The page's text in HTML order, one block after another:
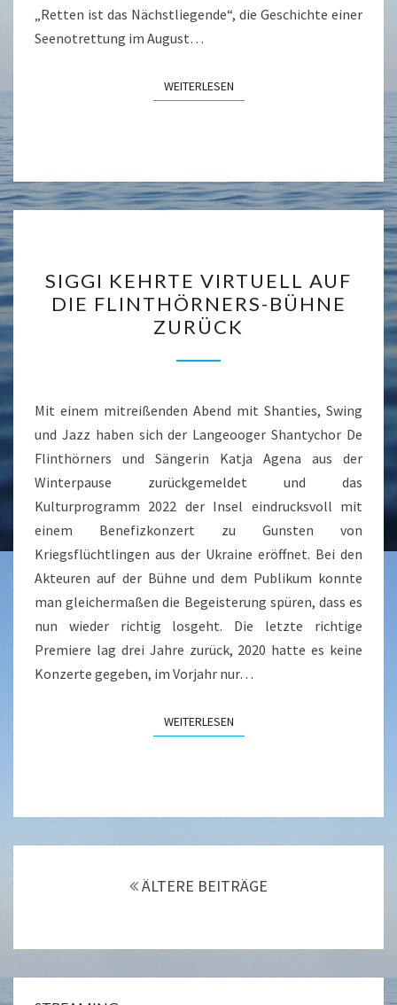
„Retten ist das Nächstliegende“, die Geschichte einer
Seenotrettung im August…
WEITERLESENWEITERLESEN
KEHRTE
VIRTUELL
AUF
DIE
BÜHNE
ZURÜCK
SIGGI KEHRTE VIRTUELL AUF
DIE FLINTHÖRNERS-BÜHNE
ZURÜCK
Mit einem mitreißenden Abend mit Shanties, Swing
und Jazz haben sich der Langeooger Shantychor De
Flinthörners und Sängerin Katja Agena aus der
Winterpause zurückgemeldet und das
Kulturprogramm 2022 der Insel eindrucksvoll mit
einem Benefizkonzert zu Gunsten von
Kriegsflüchtlingen aus der Ukraine eröffnet. Bei den
Akteuren auf der Bühne und dem Publikum konnte
man gleichermaßen die Begeisterung spüren, dass es
nun wieder richtig losgeht. Die letzte richtige
Premiere lag drei Jahre zurück, 2020 hatte es keine
Konzerte gegeben, im Vorjahr nur…
WEITERLESENWEITERLESEN
ÄLTERE BEITRÄGE